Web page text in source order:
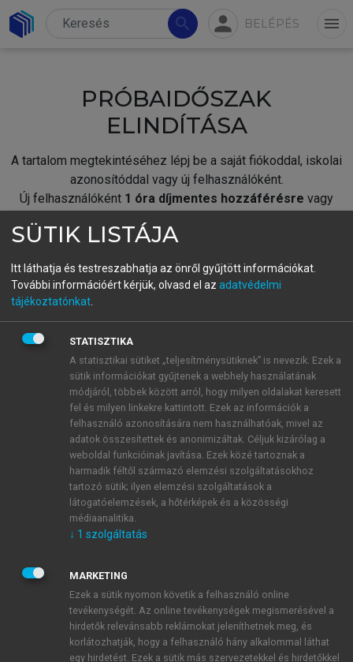
search person BELÉPÉS menu
PRÓBAIDŐSZAK
ELINDÍTÁSA
A tartalom megtekintéséhez lépj be a saját fiókoddal, iskolai
azonosítóddal vagy új felhasználóként.
Új felhasználóként 1 óra díjmentes hozzáférésre vagy
fiókoddal,vagy hozz létre új fiókot.
A regisztráció után apróbaidőszakautomatikusan
BELÉPÉS SAJÁT FIÓKKAL
ÚJ FIÓK LÉTREHOZÁSA
1 óra díjmentes hozzáférés
E-MAIL-CÍM
JELSZÓ
JELSZÓ ÚJRA
SÜTIK LISTÁJA
Itt láthatja és testreszabhatja az önről gyűjtött információkat.
További információért kérjük, olvasd el az adatvédelmi
tájékoztatónkat
STATISZTIKA
A statisztikai sütiket „teljesítménysütiknek” is nevezik. Ezek a
sütik információkat gyűjtenek a webhely használatának
módjáról, többek között arról, hogy milyen oldalakat keresett
fel és milyen linkekre kattintott. Ezek az információk a
felhasználó azonosítására nem használhatóak, mivel az
adatok összesítettek és anonimizáltak. Céljuk kizárólag a
weboldal funkcióinak javítása. Ezek közé tartoznak a
harmadik féltől származó elemzési szolgáltatásokhoz
tartozó sütik; ilyen elemzési szolgáltatások a
látogatóelemzések, a hőtérképek és a közösségi
médiaanalitika.
↓ 1 szolgáltatás
MARKETING
Ezek a sütik nyomon követik a felhasználó online
tevékenységét. Az online tevékenységek megismerésével a
hirdetők relevánsabb reklámokat jeleníthetnek meg, és
korlátozhatják, hogy a felhasználó hány alkalommal láthat
egy hirdetést. Ezek a sütik más szervezetekkel és hirdetőkkel